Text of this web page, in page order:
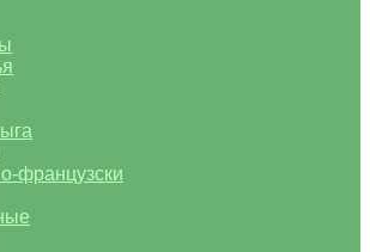
французски